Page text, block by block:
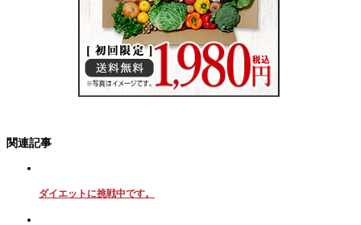
関連記事
ダイエットに挑戦中です。